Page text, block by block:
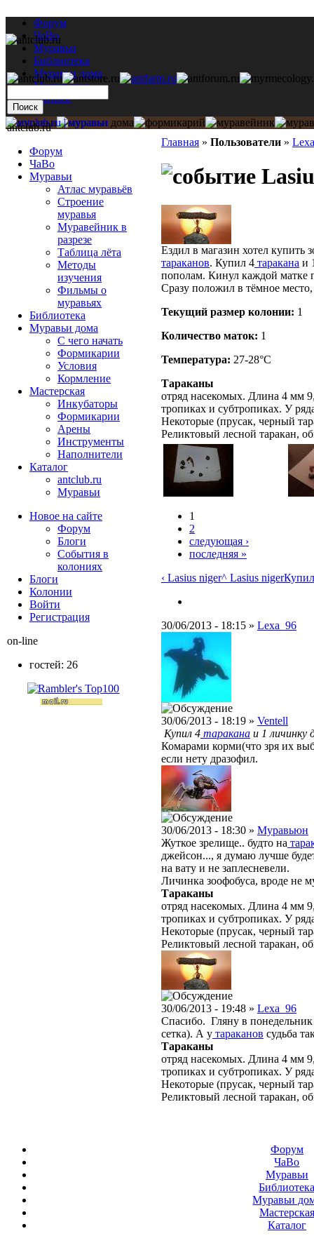
Форум
ЧаВо
Муравьи
Библиотека
Муравьи дома
Мастерская
Каталог
Главная » Пользователи »
Ездил в магазин хотел купить
тараканов. Купил 4 таракана и
пополам. Кинул каждой матке
Сразу положил в тёмное
Текущий размер кoлонии: 1
Количество маток: 1
Температура: 27-28°C
Тараканы
отряд насекомых. Длина 4 мм
тропиках и субтропиках. У
Некоторые (прусак, черный
Реликтовый лесной таракан,
1
2
следующая ›
последняя »
‹ Lasius niger^ Lasius niger
30/06/2013 - 18:15 » Lexa_96
30/06/2013 - 18:19 » Ventell
Купил 4 таракана и 1 личинку
Комарами корми(что зря их
если нету дразофил.
30/06/2013 - 18:30 » Муравьюн
Жуткое зрелище.. будто на
джейсон..., я думаю лучше
на вату и не заплесневели.
Личинка зоофобуса, вроде не
Тараканы
отряд насекомых. Длина 4 мм
тропиках и субтропиках. У
Некоторые (прусак, черный
Реликтовый лесной таракан,
30/06/2013 - 19:48 » Lexa_96
Спасибо. Гляну в
сетка). А у тараканов судьба
Тараканы
отряд насекомых. Длина 4 мм
тропиках и субтропиках. У
Некоторые (прусак, черный
Реликтовый лесной таракан,
antclub.ru
Форум
ЧаВо
Муравьи
Атлас муравьёв
Строение
муравья
Муравейник в
разрезе
Таблица лёта
Методы
изучения
Фильмы о
муравьях
Библиотека
Муравьи дома
С чего начать
Формикарии
Условия
Кормление
Мастерская
Инкубаторы
Формикарии
Арены
Инструменты
Наполнители
Каталог
antclub.ru
Муравьи
Новое на сайте
Форум
Блоги
События в
колониях
Блоги
Колонии
Войти
Peгиcтpaция
on-line
гостей: 26
Форум
ЧаВо
Муравьи
Муравьи
Мастерская
Каталог